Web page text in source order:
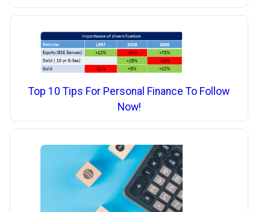
Top 10 Tips For Personal Finance To Follow
Now!